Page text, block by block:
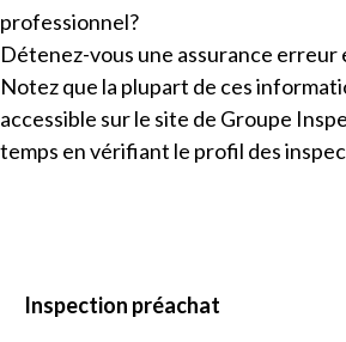
professionnel?
Détenez-vous une assurance erreur
Notez que la plupart de ces
accessible sur le site de Groupe
temps en vérifiant le profil des
Inspection préachat